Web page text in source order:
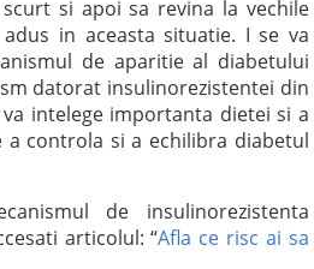
si apoi sa revina la vechile
in aceasta situatie. I se va
de aparitie al diabetului
datorat insulinorezistentei din
intelege importanta dietei si a
controla si a echilibra diabetul
de insulinorezistenta
articolul: “Afla ce risc ai sa